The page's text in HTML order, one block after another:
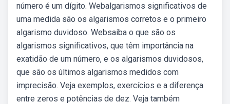
número é um dígito. Webalgarismos significativos de
uma medida são os algarismos corretos e o primeiro
algarismo duvidoso. Websaiba o que são os
algarismos significativos, que têm importância na
exatidão de um número, e os algarismos duvidosos,
que são os últimos algarismos medidos com
imprecisão. Veja exemplos, exercícios e a diferença
entre zeros e potências de dez. Veja também